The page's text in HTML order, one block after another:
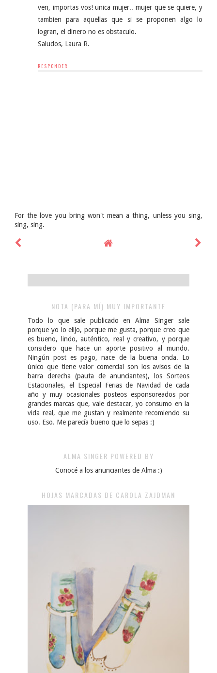
ven, importas vos! unica mujer.. mujer que se quiere, y
tambien para aquellas que si se proponen algo lo
logran, el dinero no es obstaculo.
Saludos, Laura R.
RESPONDER
For the love you bring won't mean a thing, unless you sing,
sing, sing.
NOTA (PARA MÍ) MUY IMPORTANTE
Todo lo que sale publicado en Alma Singer sale
porque yo lo elijo, porque me gusta, porque creo que
es bueno, lindo, auténtico, real y creativo, y porque
considero que hace un aporte positivo al mundo.
Ningún post es pago, nace de la buena onda. Lo
único que tiene valor comercial son los avisos de la
barra derecha (pauta de anunciantes), los Sorteos
Estacionales, el Especial Ferias de Navidad de cada
año y muy ocasionales posteos esponsoreados por
grandes marcas que, vale destacar, yo consumo en la
vida real, que me gustan y realmente recomiendo su
uso. Eso. Me parecía bueno que lo sepas :)
ALMA SINGER POWERED BY
Conocé a los anunciantes de Alma :)
HOJAS MARCADAS DE CAROLA ZAJDMAN